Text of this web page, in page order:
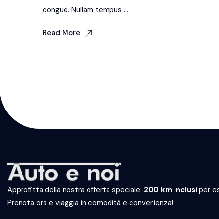
congue. Nullam tempus ...
Read More
Approfitta della nostra offerta speciale: 200 km inclusi per
Prenota ora e viaggia in comodità e convenienza!